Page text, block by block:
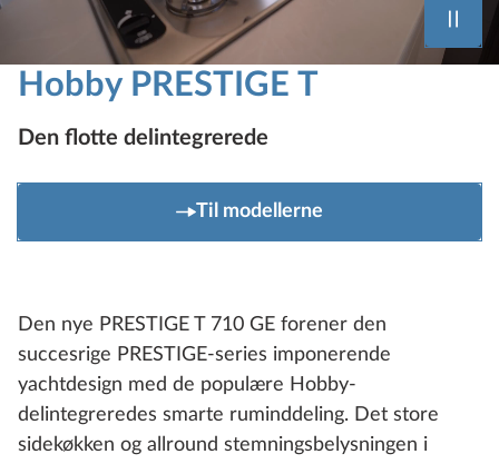
Hobby PRESTIGE T
Den flotte delintegrerede
Til modellerne
Den nye PRESTIGE T 710 GE forener den
succesrige PRESTIGE-series imponerende
yachtdesign med de populære Hobby-
delintegreredes smarte ruminddeling. Det store
sidekøkken og allround stemningsbelysningen i